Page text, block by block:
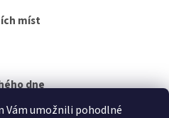
Vám umožnili pohodlné
míst
dne